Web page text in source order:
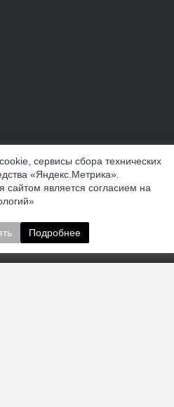
VERTUL
сервисы сбора технических
«Яндекс.Метрика».
сайтом является согласием на
Подробнее